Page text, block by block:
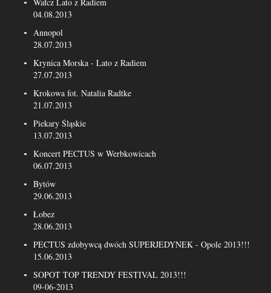
04.08.2013
Annopol
28.07.2013
Krynica Morska - Lato z Radiem
27.07.2013
Krokowa fot. Natalia Radtke
21.07.2013
Piekary Śląskie
13.07.2013
Koncert PECTUS w Werbkowicach
06.07.2013
Bytów
29.06.2013
Łobez
28.06.2013
PECTUS zdobywcą dwóch SUPERJEDYNEK - Opole 2013!!!
15.06.2013
SOPOT TOP TRENDY FESTIVAL 2013!!!
09-06-2013